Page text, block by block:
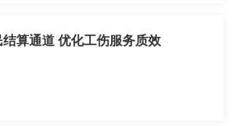
算通道 优化工伤服务质效